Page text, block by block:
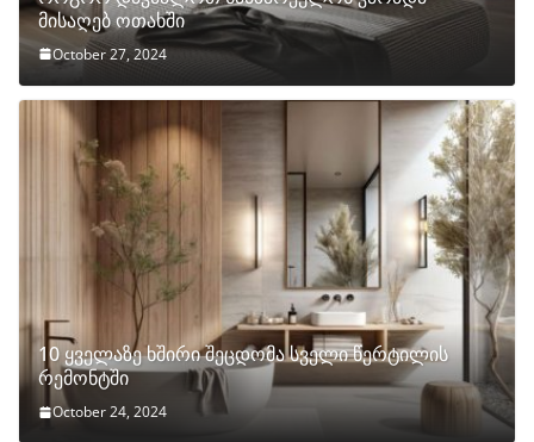
მისაღებ ოთახში
October 27, 2024
10 ყველაზე ხშირი შეცდომა სველი წერტილის
რემონტში
October 24, 2024